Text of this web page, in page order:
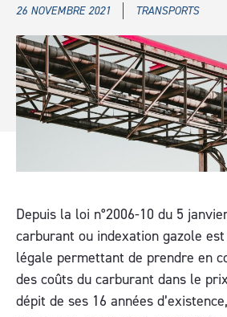
26 NOVEMBRE 2021 TRANSPORTS
Depuis la loi n°2006-10 du 5
carburant ou indexation gazole
légale permettant de prendre en
des coûts du carburant dans le
dépit de ses 16 années